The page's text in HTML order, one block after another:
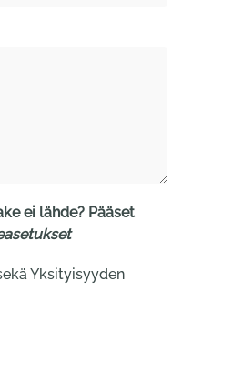
ei lähde? Pääset
Yksityisyyden